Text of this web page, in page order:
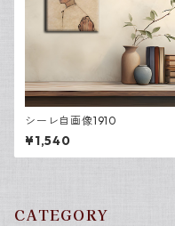
シーレ自画像1910
¥1,540
CATEGORY